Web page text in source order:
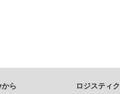
ら ロジスティ